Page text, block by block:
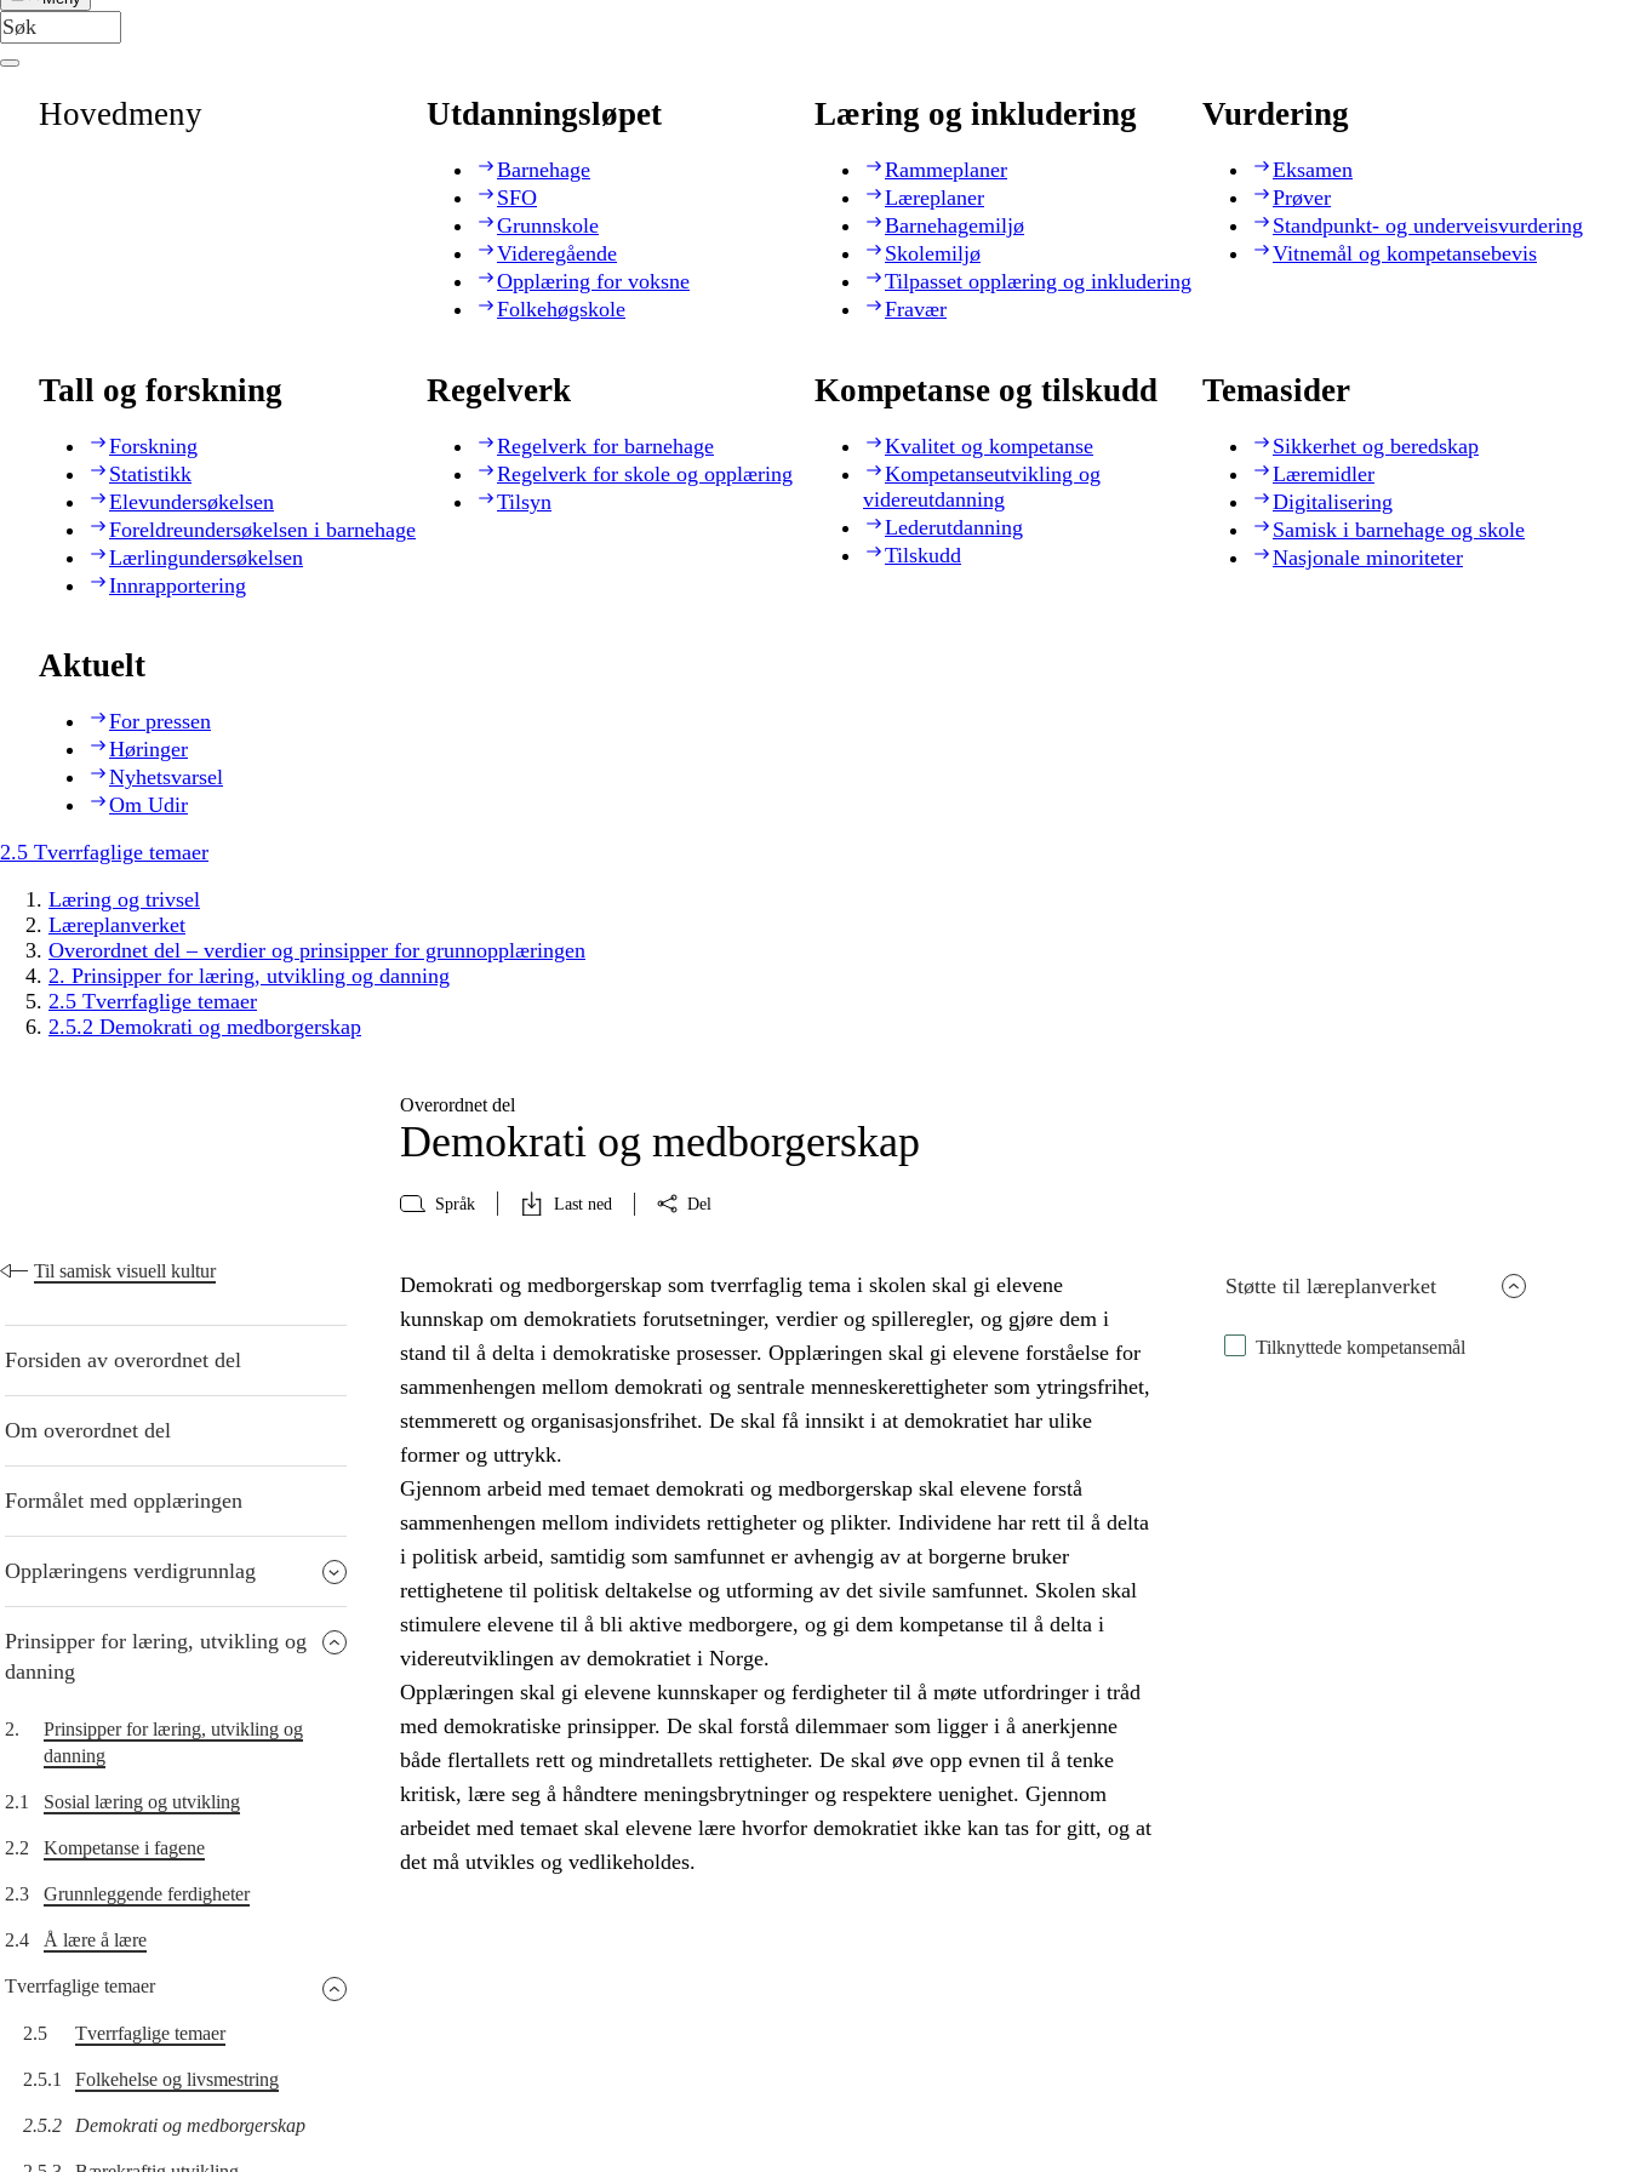
Hovedmeny Utdanningsløpet
Barnehage
SFO
Grunnskole
Videregående
Opplæring for voksne
Folkehøgskole
Læring og inkludering
Rammeplaner
Læreplaner
Barnehagemiljø
Skolemiljø
Tilpasset opplæring og inkludering
Fravær
Vurdering
Eksamen
Prøver
Standpunkt- og underveisvurdering
Vitnemål og kompetansebevis
Tall og forskning
Forskning
Statistikk
Elevundersøkelsen
Foreldreundersøkelsen i barnehage
Lærlingundersøkelsen
Innrapportering
Regelverk
Regelverk for barnehage
Regelverk for skole og opplæring
Tilsyn
Kompetanse og tilskudd
Kvalitet og kompetanse
Kompetanseutvikling og
videreutdanning
Lederutdanning
Tilskudd
Temasider
Sikkerhet og beredskap
Læremidler
Digitalisering
Samisk i barnehage og skole
Nasjonale minoriteter
Aktuelt
For pressen
Høringer
Nyhetsvarsel
Om Udir
2.5 Tverrfaglige temaer
Læring og trivsel
Læreplanverket
Overordnet del – verdier og prinsipper for grunnopplæringen
2. Prinsipper for læring, utvikling og danning
2.5 Tverrfaglige temaer
2.5.2 Demokrati og medborgerskap
Overordnet del
Demokrati og medborgerskap
Språk Last ned Del
Til samisk visuell kultur
Forsiden av overordnet del
Om overordnet del
Formålet med opplæringen
Opplæringens verdigrunnlag
Prinsipper for læring, utvikling og
danning
2.
Prinsipper for læring, utvikling og
danning
2.1 Sosial læring og utvikling
2.2 Kompetanse i fagene
2.3 Grunnleggende ferdigheter
2.4 Å lære å lære
Tverrfaglige temaer
2.5 Tverrfaglige temaer
2.5.1 Folkehelse og livsmestring
2.5.2 Demokrati og medborgerskap
Støtte til læreplanverket
Tilknyttede kompetansemål
Demokrati og medborgerskap som tverrfaglig tema i skolen skal gi elevene
kunnskap om demokratiets forutsetninger, verdier og spilleregler, og gjøre dem i
stand til å delta i demokratiske prosesser. Opplæringen skal gi elevene forståelse for
sammenhengen mellom demokrati og sentrale menneskerettigheter som ytringsfrihet,
stemmerett og organisasjonsfrihet. De skal få innsikt i at demokratiet har ulike
former og uttrykk.
Gjennom arbeid med temaet demokrati og medborgerskap skal elevene forstå
sammenhengen mellom individets rettigheter og plikter. Individene har rett til å delta
i politisk arbeid, samtidig som samfunnet er avhengig av at borgerne bruker
rettighetene til politisk deltakelse og utforming av det sivile samfunnet. Skolen skal
stimulere elevene til å bli aktive medborgere, og gi dem kompetanse til å delta i
videreutviklingen av demokratiet i Norge.
Opplæringen skal gi elevene kunnskaper og ferdigheter til å møte utfordringer i tråd
med demokratiske prinsipper. De skal forstå dilemmaer som ligger i å anerkjenne
både flertallets rett og mindretallets rettigheter. De skal øve opp evnen til å tenke
kritisk, lære seg å håndtere meningsbrytninger og respektere uenighet. Gjennom
arbeidet med temaet skal elevene lære hvorfor demokratiet ikke kan tas for gitt, og at
det må utvikles og vedlikeholdes.